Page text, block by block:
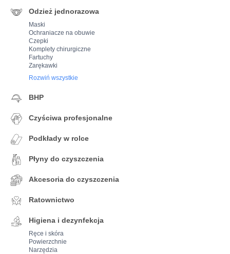
Odzież jednorazowa
Maski
Ochraniacze na obuwie
Czepki
Komplety chirurgiczne
Fartuchy
Zarękawki
Rozwiń wszystkie
BHP
Czyściwa profesjonalne
Podkłady w rolce
Płyny do czyszczenia
Akcesoria do czyszczenia
Ratownictwo
Higiena i dezynfekcja
Ręce i skóra
Powierzchnie
Narzędzia